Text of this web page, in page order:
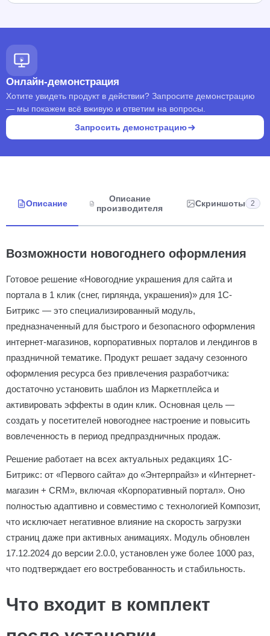
Онлайн-демонстрация
Хотите увидеть продукт в действии? Запросите демонстрацию
— мы покажем всё вживую и ответим на вопросы.
Запросить демонстрацию
Описание
Описание
производителя
Скриншоты 2
Возможности новогоднего оформления
Готовое решение «Новогодние украшения для сайта и
портала в 1 клик (снег, гирлянда, украшения)» для 1С-
Битрикс — это специализированный модуль,
предназначенный для быстрого и безопасного оформления
интернет-магазинов, корпоративных порталов и лендингов в
праздничной тематике. Продукт решает задачу сезонного
оформления ресурса без привлечения разработчика:
достаточно установить шаблон из Маркетплейса и
активировать эффекты в один клик. Основная цель —
создать у посетителей новогоднее настроение и повысить
вовлеченность в период предпраздничных продаж.
Решение работает на всех актуальных редакциях 1С-
Битрикс: от «Первого сайта» до «Энтерпрайз» и «Интернет-
магазин + CRM», включая «Корпоративный портал». Оно
полностью адаптивно и совместимо с технологией Композит,
что исключает негативное влияние на скорость загрузки
страниц даже при активных анимациях. Модуль обновлен
17.12.2024 до версии 2.0.0, установлен уже более 1000 раз,
что подтверждает его востребованность и стабильность.
Что входит в комплект